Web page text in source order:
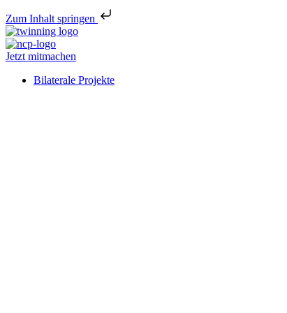
Zum Inhalt springen
Jetzt mitmachen
Bilaterale Projekte